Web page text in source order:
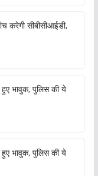
करेगी सीबीसीआईडी,
हुए भावुक, पुलिस की ये
हुए भावुक, पुलिस की ये